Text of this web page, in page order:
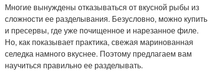
Многие вынуждены отказываться от вкусной рыбы из
сложности ее разделывания. Безусловно, можно купить
и пресервы, где уже почищенное и нарезанное филе.
Но, как показывает практика, свежая маринованная
селедка намного вкуснее. Поэтому предлагаем вам
научиться правильно ее разделывать.